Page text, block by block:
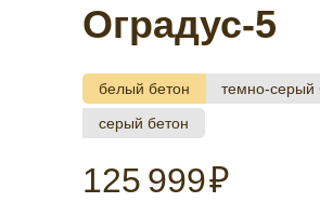
Оградус-5
белый бетон
темно-серый
серый бетон
125 999₽